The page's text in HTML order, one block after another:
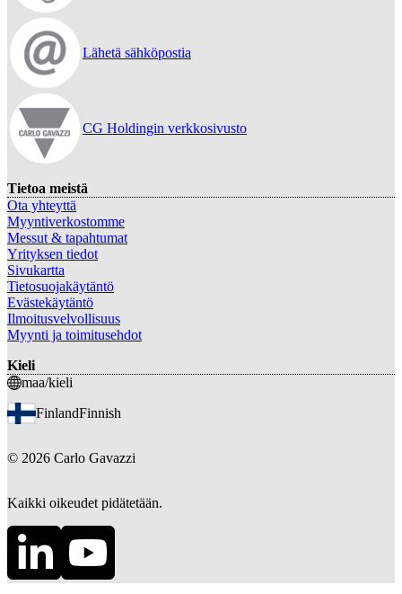
Lähetä sähköpostia
CG Holdingin verkkosivusto
Tietoa meistä
Ota yhteyttä
Myyntiverkostomme
Messut & tapahtumat
Yrityksen tiedot
Sivukartta
Tietosuojakäytäntö
Evästekäytäntö
Ilmoitusvelvollisuus
Myynti ja toimitusehdot
Kieli
maa/kieli
FinlandFinnish
© 2026 Carlo Gavazzi
Kaikki oikeudet pidätetään.